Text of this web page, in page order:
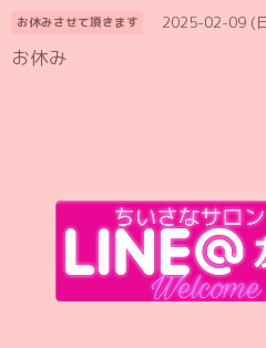
お休みさせて頂きます 2025-02-09 (
お休み